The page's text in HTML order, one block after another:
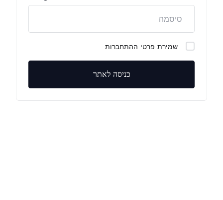
שמירת פרטי ההתחברות
כניסה לאתר